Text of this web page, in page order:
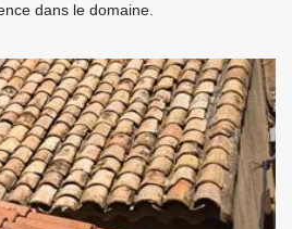
dans le domaine.